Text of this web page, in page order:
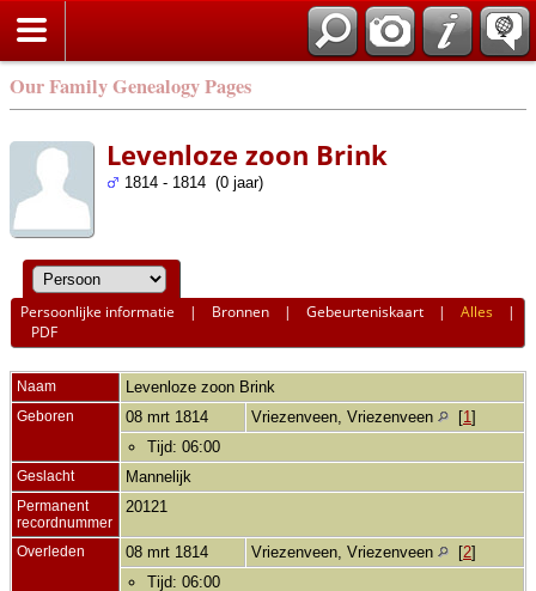
Our Family Genealogy Pages
Levenloze zoon Brink
1814 - 1814 (0 jaar)
Persoonlijke informatie | Bronnen |Gebeurteniskaart |Alles |
PDF
Naam Levenloze zoon Brink
Geboren 08 mrt 1814 Vriezenveen, Vriezenveen [1 ]
Tijd: 06:00
Geslacht Mannelijk
Permanent
recordnummer
20121
Overleden 08 mrt 1814 Vriezenveen, Vriezenveen [2]
Tijd: 06:00